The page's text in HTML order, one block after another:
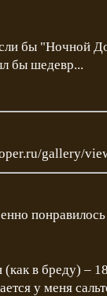
бы "Ночной
бы шедевр...
gallery/
понравилось
в бреду) –
у меня